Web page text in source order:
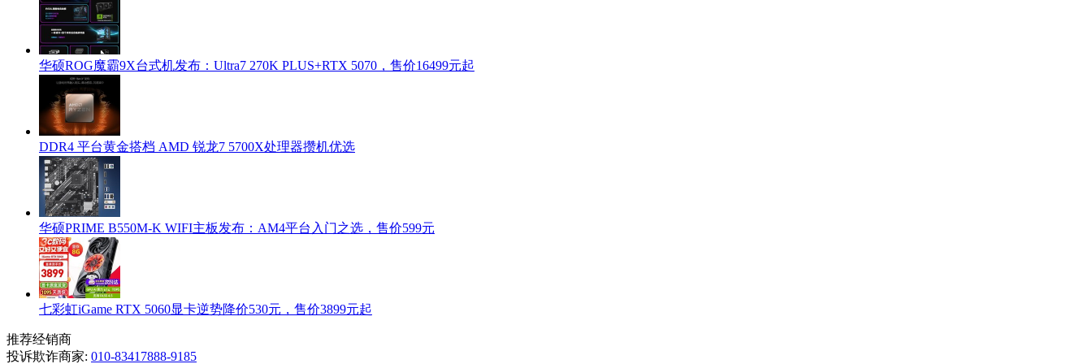
华硕ROG魔霸9X台式机发布：Ultra7 270K PLUS+RTX 5070，售价16499元起
DDR4 平台黄金搭档 AMD 锐龙7 5700X处理器攒机优选
华硕PRIME B550M-K WIFI主板发布：AM4平台入门之选，售价599元
七彩虹iGame RTX 5060显卡逆势降价530元，售价3899元起
推荐经销商
投诉欺诈商家: 010-83417888-9185